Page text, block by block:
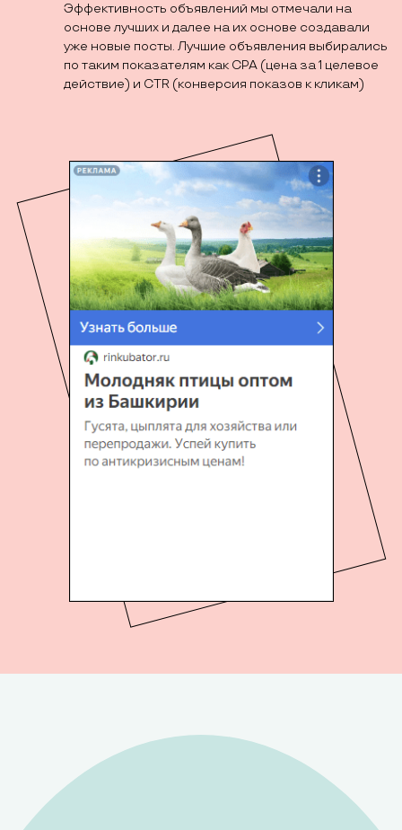
Эффективность объявлений мы отмечали на
основе лучших и далее на их основе создавали
уже новые посты. Лучшие объявления выбирались
по таким показателям как CPA (цена за 1 целевое
действие) и CTR (конверсия показов к кликам)